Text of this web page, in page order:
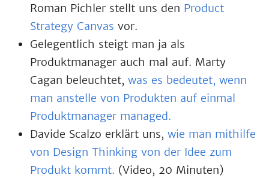
Roman Pichler stellt uns den Product
Strategy Canvas vor.
Gelegentlich steigt man ja als
Produktmanager auch mal auf. Marty
Cagan beleuchtet, was es bedeutet, wenn
man anstelle von Produkten auf einmal
Produktmanager managed.
Davide Scalzo erklärt uns, wie man mithilfe
von Design Thinking von der Idee zum
Produkt kommt. (Video, 20 Minuten)